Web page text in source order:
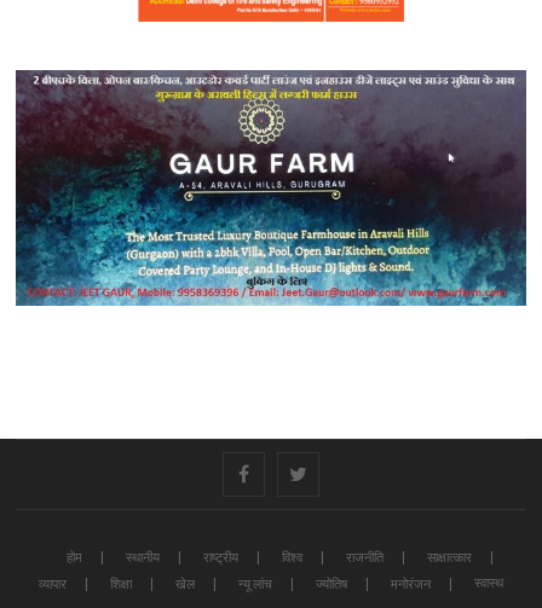
# #
होम स्थानीय राष्ट्रीय विश्व राजनीति
साक्षात्कार
व्यापार
शिक्षा खेल न्यू लांच ज्योतिष मनोरंजन स्वास्थ